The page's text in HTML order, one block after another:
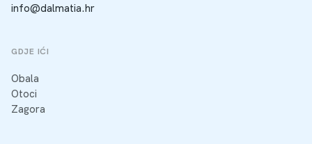
info@dalmatia.hr
GDJE IĆI
Obala
Otoci
Zagora